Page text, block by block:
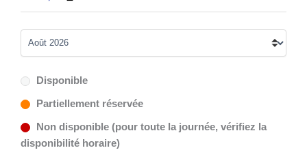
Disponible
Partiellement réservée
Non disponible (pour toute la journée, vérifiez la
disponibilité horaire)